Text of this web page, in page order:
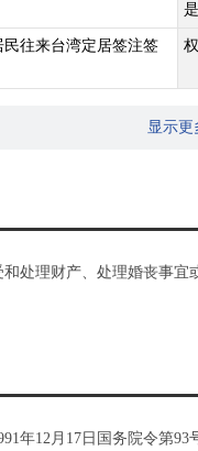
民往来台湾定居签注签
显示更
处理财产、处理婚丧事
年12月17日国务院令第